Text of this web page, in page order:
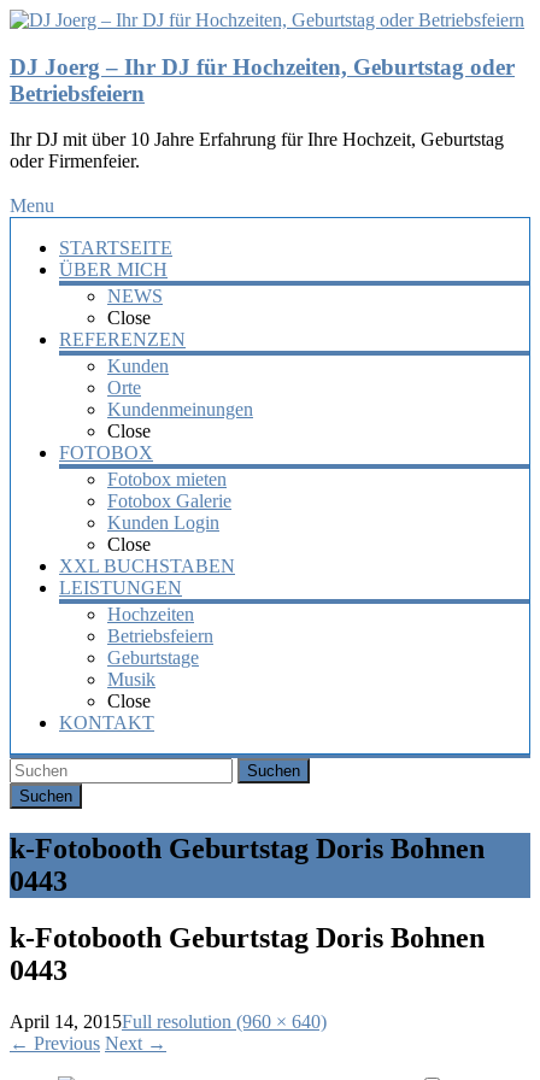
DJ Joerg – Ihr DJ für Hochzeiten, Geburtstag oder
Betriebsfeiern
Ihr DJ mit über 10 Jahre Erfahrung für Ihre Hochzeit, Geburtstag
oder Firmenfeier.
Menu
STARTSEITE
ÜBER MICH
NEWS
Close
REFERENZEN
Kunden
Orte
Kundenmeinungen
Close
FOTOBOX
Fotobox mieten
Fotobox Galerie
Kunden Login
Close
XXL BUCHSTABEN
LEISTUNGEN
Hochzeiten
Betriebsfeiern
Geburtstage
Musik
Close
KONTAKT
Suchen
k-Fotobooth Geburtstag Doris Bohnen
0443
k-Fotobooth Geburtstag Doris Bohnen
0443
April 14, 2015Full resolution (960 × 640)
← Previous Next →